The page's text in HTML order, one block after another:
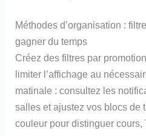
Méthodes d’organisation :
gagner du temps
Créez des filtres par
limiter l’affichage au
matinale : consultez les
salles et ajustez vos blocs de
couleur pour distinguer cours,